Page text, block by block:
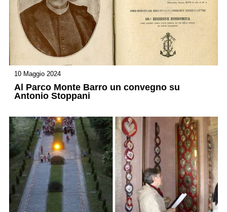
10 Maggio 2024
Al Parco Monte Barro un convegno su
Antonio Stoppani